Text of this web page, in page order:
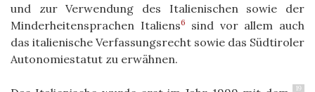
und zur Verwendung des Italienischen sowie der
Minderheitensprachen Italiens6
sind vor allem auch
das italienische Verfassungsrecht sowie das Südtiroler
Autonomiestatut zu erwähnen.
19